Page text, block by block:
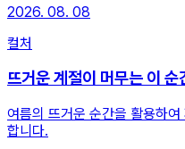
2026. 08. 08
컬처
뜨거운 계절이 머무는 이 순
여름의 뜨거운 순간을 활용하
합니다.